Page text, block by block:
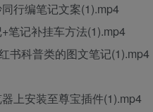
行编笔记文案(1).mp4
笔记补挂车方法(1).mp4
书科普类的图文笔记(1).mp4
上安装至尊宝插件(1).mp4